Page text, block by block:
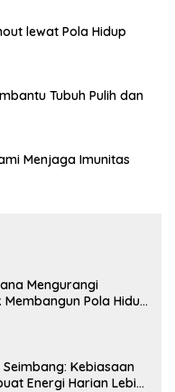
lewat Pola Hidup
Tubuh Pulih dan
Menjaga Imunitas
Mengurangi
Pola Hidup
Kebiasaan
Energi Harian Lebih